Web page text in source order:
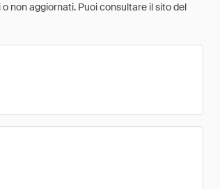
non aggiornati. Puoi consultare il sito del